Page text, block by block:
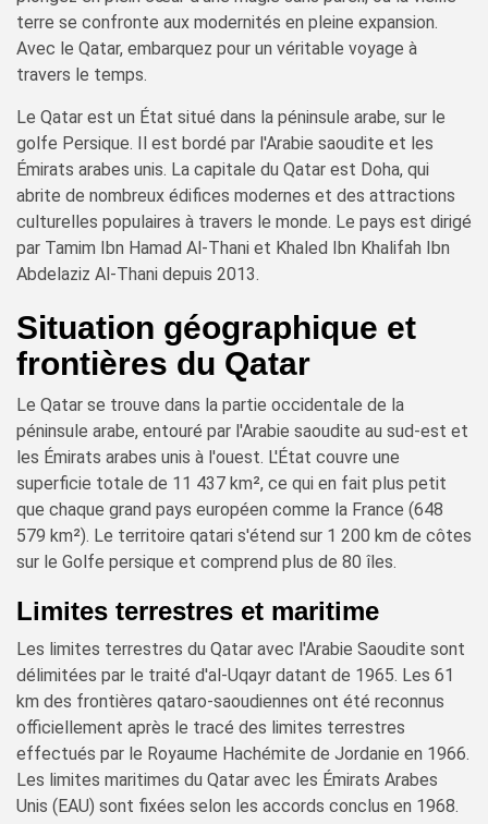
terre se confronte aux modernités en pleine expansion.
Avec le Qatar, embarquez pour un véritable voyage à
travers le temps.
Le Qatar est un État situé dans la péninsule arabe, sur le
golfe Persique. Il est bordé par l'Arabie saoudite et les
Émirats arabes unis. La capitale du Qatar est Doha, qui
abrite de nombreux édifices modernes et des attractions
culturelles populaires à travers le monde. Le pays est dirigé
par Tamim Ibn Hamad Al-Thani et Khaled Ibn Khalifah Ibn
Abdelaziz Al-Thani depuis 2013.
Situation géographique et
frontières du Qatar
Le Qatar se trouve dans la partie occidentale de la
péninsule arabe, entouré par l'Arabie saoudite au sud-est et
les Émirats arabes unis à l'ouest. L'État couvre une
superficie totale de 11 437 km², ce qui en fait plus petit
que chaque grand pays européen comme la France (648
579 km²). Le territoire qatari s'étend sur 1 200 km de côtes
sur le Golfe persique et comprend plus de 80 îles.
Limites terrestres et maritime
Les limites terrestres du Qatar avec l'Arabie Saoudite sont
délimitées par le traité d'al-Uqayr datant de 1965. Les 61
km des frontières qataro-saoudiennes ont été reconnus
officiellement après le tracé des limites terrestres
effectués par le Royaume Hachémite de Jordanie en 1966.
Les limites maritimes du Qatar avec les Émirats Arabes
Unis (EAU) sont fixées selon les accords conclus en 1968.